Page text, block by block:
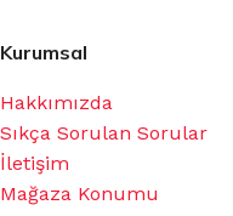
Kurumsal
Hakkımızda
Sıkça Sorulan Sorular
İletişim
Mağaza Konumu